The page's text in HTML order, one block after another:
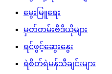
မွေးမြူရေး
မှတ်တမ်းဗီဒီယိုများ
ရင်ဖွင့်ဆွေးနွေး
ရဲစိတ်ရဲမန်သီချင်းများ